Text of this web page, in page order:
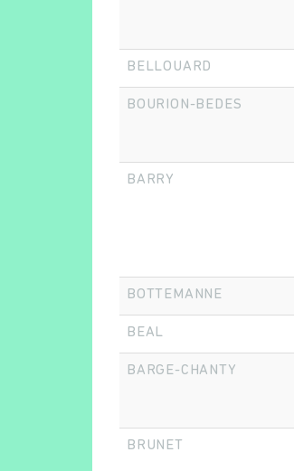
BELLOUARD
BOURION-BEDES
BARRY
BOTTEMANNE
BEAL
BARGE-CHANTY
BRUNET